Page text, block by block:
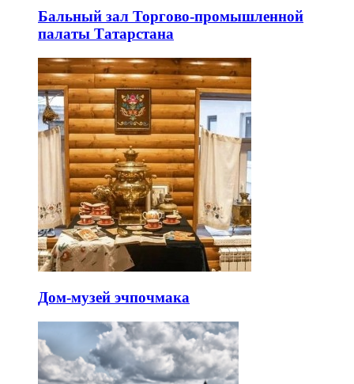
Бальный зал Торгово-промышленной
палаты Татарстана
Дом-музей эчпочмака